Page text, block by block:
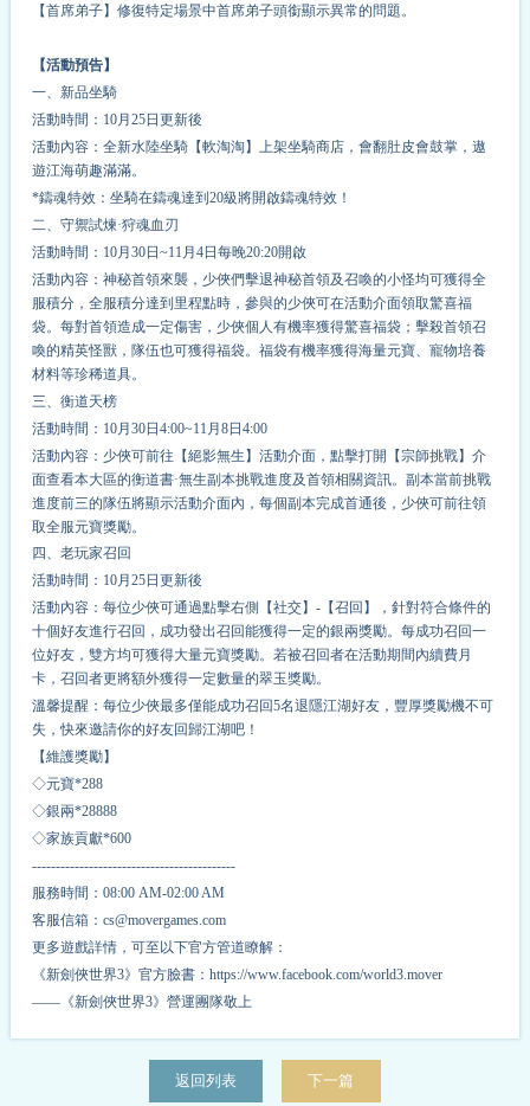
【首席弟子】修復特定場景中首席弟子頭銜顯示異常的問題。
【活動預告】
一、新品坐騎
活動時間：10月25日更新後
活動內容：全新水陸坐騎【軟淘淘】上架坐騎商店，會翻肚皮會鼓掌，遨
遊江海萌趣滿滿。
*鑄魂特效：坐騎在鑄魂達到20級將開啟鑄魂特效！
二、守禦試煉·狩魂血刃
活動時間：10月30日~11月4日每晚20:20開啟
活動內容：神秘首領來襲，少俠們擊退神秘首領及召喚的小怪均可獲得全
服積分，全服積分達到里程點時，參與的少俠可在活動介面領取驚喜福
袋。每對首領造成一定傷害，少俠個人有機率獲得驚喜福袋；擊殺首領召
喚的精英怪獸，隊伍也可獲得福袋。福袋有機率獲得海量元寶、寵物培養
材料等珍稀道具。
三、衡道天榜
活動時間：10月30日4:00~11月8日4:00
活動內容：少俠可前往【絕影無生】活動介面，點擊打開【宗師挑戰】介
面查看本大區的衡道書·無生副本挑戰進度及首領相關資訊。副本當前挑戰
進度前三的隊伍將顯示活動介面內，每個副本完成首通後，少俠可前往領
取全服元寶獎勵。
四、老玩家召回
活動時間：10月25日更新後
活動內容：每位少俠可通過點擊右側【社交】-【召回】，針對符合條件的
十個好友進行召回，成功發出召回能獲得一定的銀兩獎勵。每成功召回一
位好友，雙方均可獲得大量元寶獎勵。若被召回者在活動期間內續費月
卡，召回者更將額外獲得一定數量的翠玉獎勵。
溫馨提醒：每位少俠最多僅能成功召回5名退隱江湖好友，豐厚獎勵機不可
失，快來邀請你的好友回歸江湖吧！
【維護獎勵】
◇元寶*288
◇銀兩*28888
◇家族貢獻*600
-------------------------------------------
服務時間：08:00 AM-02:00 AM
客服信箱：cs@movergames.com
更多遊戲詳情，可至以下官方管道瞭解：
《新劍俠世界3》官方臉書：https://www.facebook.com/world3.mover
——《新劍俠世界3》營運團隊敬上
返回列表 下一篇